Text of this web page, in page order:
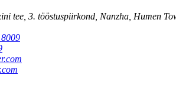
tee, 3. tööstuspiirkond, Nanzha, Humen